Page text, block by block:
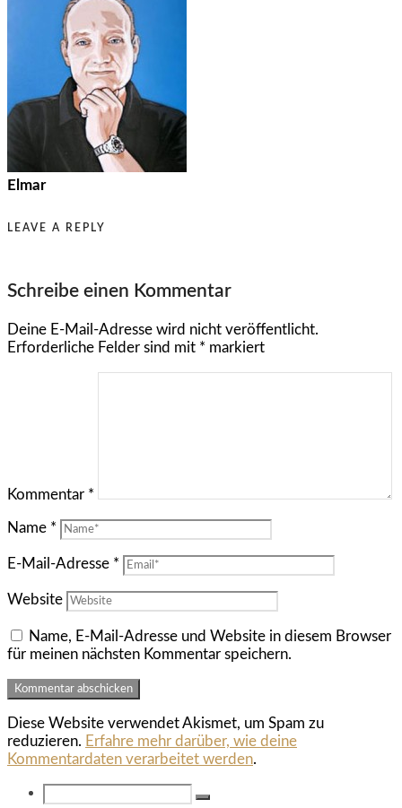
Elmar
LEAVE A REPLY
Schreibe einen Kommentar
Deine E-Mail-Adresse wird nicht veröffentlicht.
Erforderliche Felder sind mit * markiert
Kommentar *
Name *
E-Mail-Adresse *
Website
Name, E-Mail-Adresse und Website in diesem Browser
für meinen nächsten Kommentar speichern.
Diese Website verwendet Akismet, um Spam zu
reduzieren. Erfahre mehr darüber, wie deine
Kommentardaten verarbeitet werden.